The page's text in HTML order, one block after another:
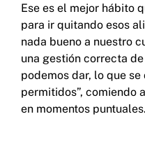
Ese es el mejor hábito
para ir quitando esos
nada bueno a nuestro
una gestión correcta
podemos dar, lo que
permitidos”, comiendo
en momentos puntuales.